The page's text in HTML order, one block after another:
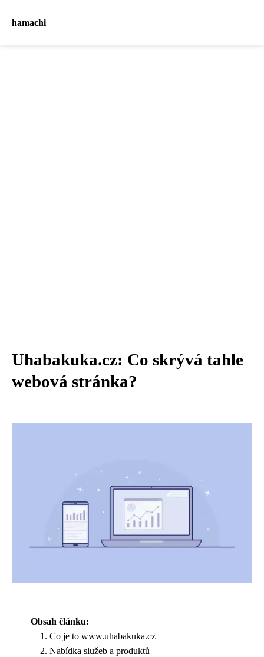
hamachi
Uhabakuka.cz: Co skrývá tahle
webová stránka?
Obsah článku:
Co je to www.uhabakuka.cz
Nabídka služeb a produktů